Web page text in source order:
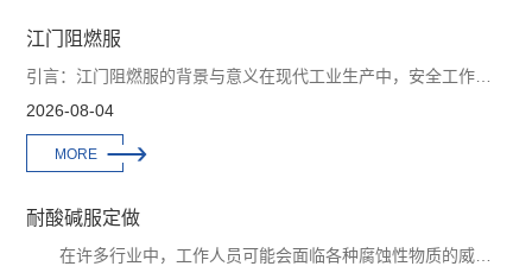
江门阻燃服
2026-08-04
MORE 
耐酸碱服定做
在许多行业中，工作人员可能会面临各种腐蚀性物质的威胁，这就使得耐酸碱服成为了保障他们安全的重要装备。耐酸碱服的定做是一个需要专业知识和经验的过程，以确保其能...